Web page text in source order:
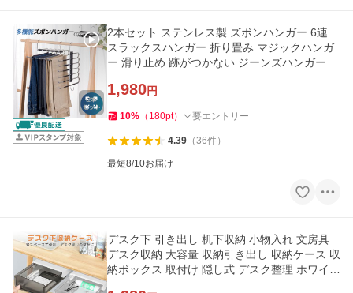
2本セット ステンレス製 ズボンハンガー 6連
スラックスハンガー 折り畳み マジックハンガ
ー 滑り止め 跡がつかない ジーンズハンガー 省
1,980円
10% （ 180pt） 要エントリー
4.39（36件）
最短8/10お届け
デスク下 引き出し 机下収納 小物入れ 文房具
デスク収納 大容量 収納引き出し 収納ケース 収
納ボックス 取付け 隠し式 デスク整理 ホワイト